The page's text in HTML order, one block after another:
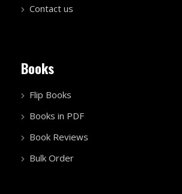
Contact us
Books
Flip Books
Books in PDF
Book Reviews
Bulk Order